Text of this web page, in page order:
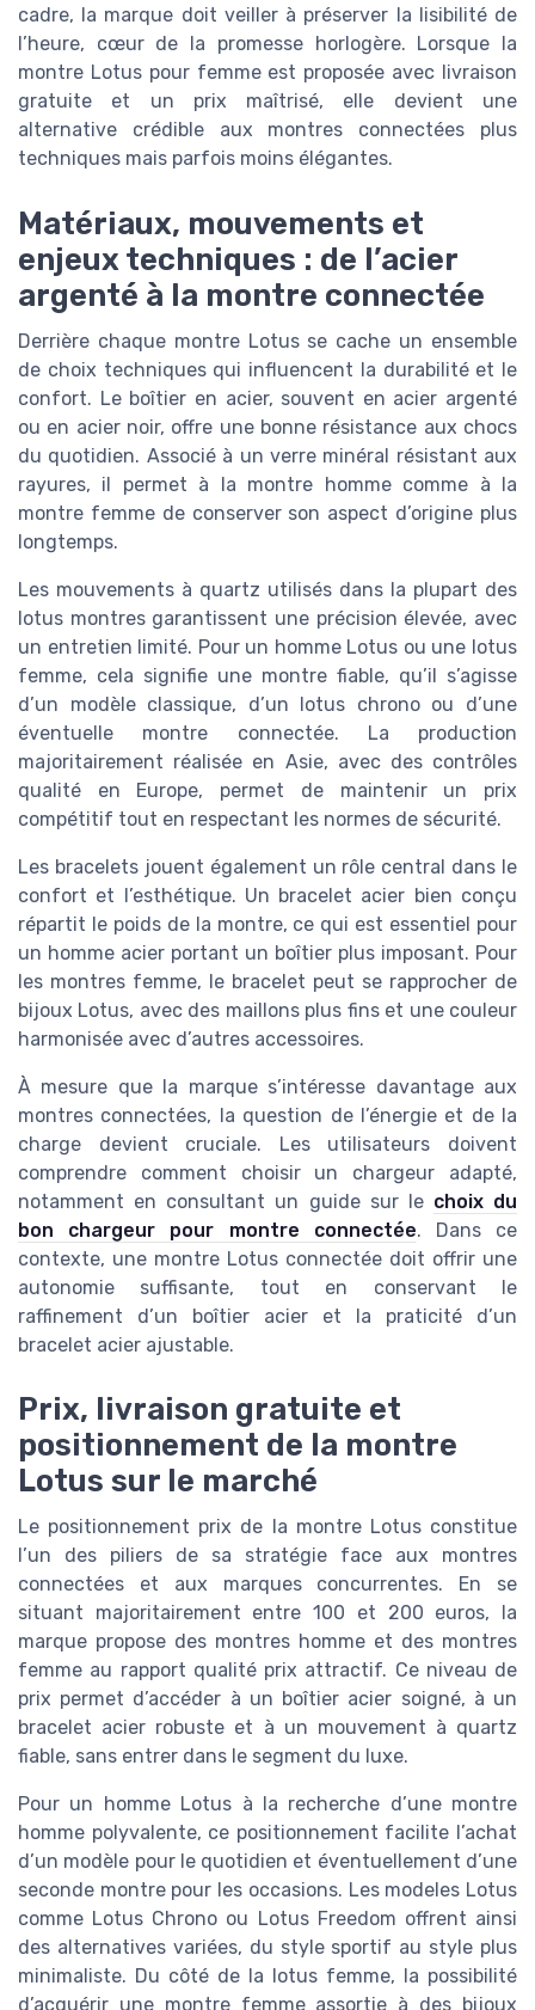
cadre, la marque doit veiller à préserver la lisibilité de
l’heure, cœur de la promesse horlogère. Lorsque la
montre Lotus pour femme est proposée avec livraison
gratuite et un prix maîtrisé, elle devient une
alternative crédible aux montres connectées plus
techniques mais parfois moins élégantes.
Matériaux, mouvements et
enjeux techniques : de l’acier
argenté à la montre connectée
Derrière chaque montre Lotus se cache un ensemble
de choix techniques qui influencent la durabilité et le
confort. Le boîtier en acier, souvent en acier argenté
ou en acier noir, offre une bonne résistance aux chocs
du quotidien. Associé à un verre minéral résistant aux
rayures, il permet à la montre homme comme à la
montre femme de conserver son aspect d’origine plus
longtemps.
Les mouvements à quartz utilisés dans la plupart des
lotus montres garantissent une précision élevée, avec
un entretien limité. Pour un homme Lotus ou une lotus
femme, cela signifie une montre fiable, qu’il s’agisse
d’un modèle classique, d’un lotus chrono ou d’une
éventuelle montre connectée. La production
majoritairement réalisée en Asie, avec des contrôles
qualité en Europe, permet de maintenir un prix
compétitif tout en respectant les normes de sécurité.
Les bracelets jouent également un rôle central dans le
confort et l’esthétique. Un bracelet acier bien conçu
répartit le poids de la montre, ce qui est essentiel pour
un homme acier portant un boîtier plus imposant. Pour
les montres femme, le bracelet peut se rapprocher de
bijoux Lotus, avec des maillons plus fins et une couleur
harmonisée avec d’autres accessoires.
À mesure que la marque s’intéresse davantage aux
montres connectées, la question de l’énergie et de la
charge devient cruciale. Les utilisateurs doivent
comprendre comment choisir un chargeur adapté,
notamment en consultant un guide sur le choix du
bon chargeur pour montre connectée. Dans ce
contexte, une montre Lotus connectée doit offrir une
autonomie suffisante, tout en conservant le
raffinement d’un boîtier acier et la praticité d’un
bracelet acier ajustable.
Prix, livraison gratuite et
positionnement de la montre
Lotus sur le marché
Le positionnement prix de la montre Lotus constitue
l’un des piliers de sa stratégie face aux montres
connectées et aux marques concurrentes. En se
situant majoritairement entre 100 et 200 euros, la
marque propose des montres homme et des montres
femme au rapport qualité prix attractif. Ce niveau de
prix permet d’accéder à un boîtier acier soigné, à un
bracelet acier robuste et à un mouvement à quartz
fiable, sans entrer dans le segment du luxe.
Pour un homme Lotus à la recherche d’une montre
homme polyvalente, ce positionnement facilite l’achat
d’un modèle pour le quotidien et éventuellement d’une
seconde montre pour les occasions. Les modeles Lotus
comme Lotus Chrono ou Lotus Freedom offrent ainsi
des alternatives variées, du style sportif au style plus
minimaliste. Du côté de la lotus femme, la possibilité
d’acquérir une montre femme assortie à des bijoux